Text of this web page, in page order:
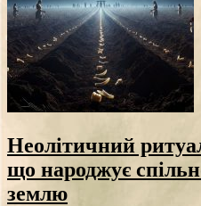
Неолітичний
що народжує
землю